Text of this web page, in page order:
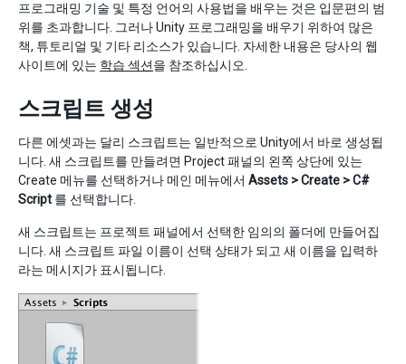
프로그래밍 기술 및 특정 언어의 사용법을 배우는 것은 입문편의 범
위를 초과합니다. 그러나 Unity 프로그래밍을 배우기 위하여 많은
책, 튜토리얼 및 기타 리소스가 있습니다. 자세한 내용은 당사의 웹
사이트에 있는 학습 섹션을 참조하십시오.
스크립트 생성
다른 에셋과는 달리 스크립트는 일반적으로 Unity에서 바로 생성됩
니다. 새 스크립트를 만들려면 Project 패널의 왼쪽 상단에 있는
Create 메뉴를 선택하거나 메인 메뉴에서 Assets > Create > C#
Script 를 선택합니다.
새 스크립트는 프로젝트 패널에서 선택한 임의의 폴더에 만들어집
니다. 새 스크립트 파일 이름이 선택 상태가 되고 새 이름을 입력하
라는 메시지가 표시됩니다.